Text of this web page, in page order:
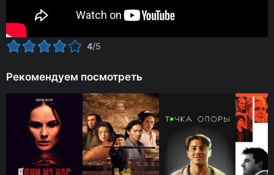
4/5
Рекомендуем посмотреть